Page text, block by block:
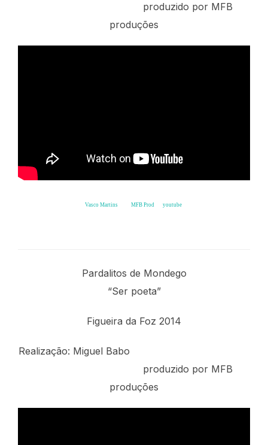
produzido por MFB
produções
Vasco Martins MFB Prod youtube
Pardalitos de Mondego
“Ser poeta”
Figueira da Foz 2014
Realização: Miguel Babo
produzido por MFB
produções